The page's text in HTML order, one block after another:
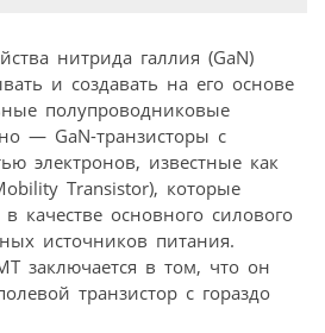
нитрида галлия (GaN)
и создавать на его основе
полупроводниковые
— GaN-транзисторы с
электронов, известные как
Transistor), которые
качестве основного силового
источников питания.
заключается в том, что он
транзистор с гораздо